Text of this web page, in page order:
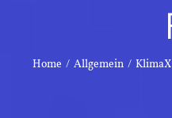
Home / Allgemein /